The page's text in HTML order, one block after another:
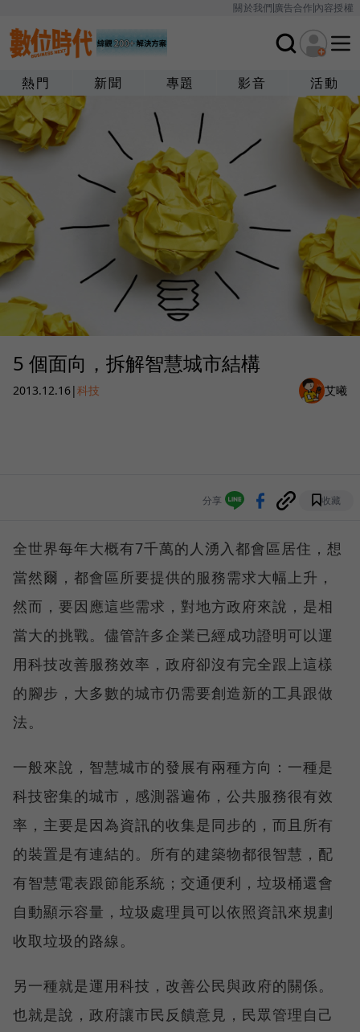
關於我們廣告合作內容授權
熱門 新聞 專題 影音 活動
5 個面向，拆解智慧城市結構
2013.12.16|科技 艾曦
分享 收藏
全世界每年大概有7千萬的人湧入都會區居住，想
當然爾，都會區所要提供的服務需求大幅上升，
然而，要因應這些需求，對地方政府來說，是相
當大的挑戰。儘管許多企業已經成功證明可以運
用科技改善服務效率，政府卻沒有完全跟上這樣
的腳步，大多數的城市仍需要創造新的工具跟做
法。
一般來說，智慧城市的發展有兩種方向：一種是
科技密集的城市，感測器遍佈，公共服務很有效
率，主要是因為資訊的收集是同步的，而且所有
的裝置是有連結的。所有的建築物都很智慧，配
有智慧電表跟節能系統；交通便利，垃圾桶還會
自動顯示容量，垃圾處理員可以依照資訊來規劃
收取垃圾的路線。
另一種就是運用科技，改善公民與政府的關係。
也就是說，政府讓市民反饋意見，民眾管理自己